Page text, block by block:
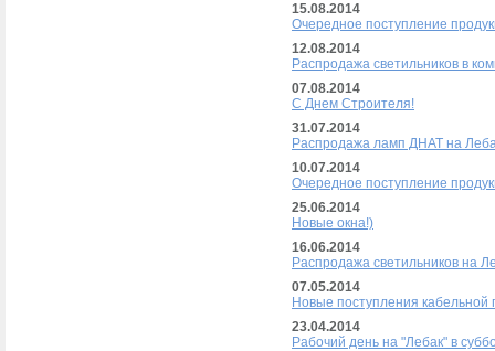
15.08.2014
Очередное поступление
12.08.2014
Распродажа светильников в
07.08.2014
С Днем Строителя!
31.07.2014
Распродажа ламп ДНАТ на
10.07.2014
Очередное поступление
25.06.2014
Новые окна!)
16.06.2014
Распродажа светильников на
07.05.2014
Новые поступления кабельной
23.04.2014
Рабочий день на "Лебак" в